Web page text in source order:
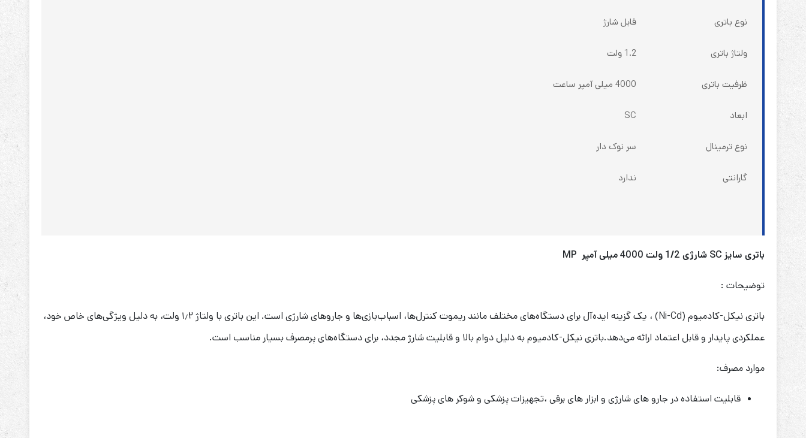
نوع باتری قابل شارژ
ولتاژ باتری 1.2 ولت
ظرفیت باتری 4000 میلی آمپر ساعت
ابعاد SC
نوع ترمینال سر نوک دار
گارانتی ندارد
باتری سایز SC شارژی 1/2 ولت 4000 میلی آمپر MP
توضیحات :
باتری نیکل-کادمیوم (Ni-Cd) ، یک گزینه ایده‌آل برای دستگاه‌های مختلف مانند ریموت کنترل‌ها، اسباب‌بازی‌ها و جاروهای شارژی است. این باتری با ولتاژ ۱٫۲ ولت، به دلیل ویژگی‌های خاص خود،
عملکردی پایدار و قابل اعتماد ارائه می‌دهد.باتری نیکل-کادمیوم به دلیل دوام بالا و قابلیت شارژ مجدد، برای دستگاه‌های پرمصرف بسیار مناسب است.
موارد مصرف:
قابلیت استفاده در جارو های شارژی و ابزار های برقی ،تجهیزات پزشکی و شوکر های پزشکی